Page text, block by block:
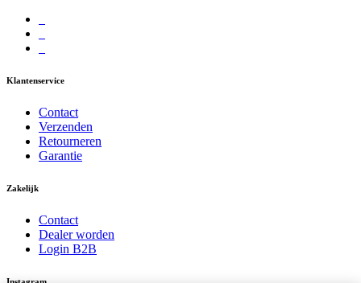
Klantenservice
Contact
Verzenden
Retourneren
Garantie
Zakelijk
Contact
Dealer worden
Login B2B